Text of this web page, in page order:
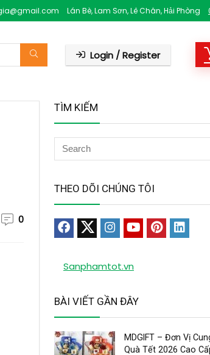
Lán Bè, Lam Sơn, Lê Chân, Hải Phòng
Login / Register
0
TÌM KIẾM
THEO DÕI CHÚNG TÔI
Sanphamtot.vn
BÀI VIẾT GẦN ĐÂY
MDGIFT – Đơn Vị
Quà Tết 2026 Cao